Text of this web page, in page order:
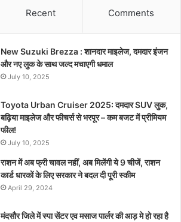
Recent Comments
New Suzuki Brezza : शानदार माइलेज, दमदार इंजन
और नए लुक के साथ जल्द मचाएगी धमाल
July 10, 2025
Toyota Urban Cruiser 2025: दमदार SUV लुक,
बढ़िया माइलेज और फीचर्स से भरपूर – कम बजट में प्रीमियम
फील!
July 10, 2025
राशन में अब फ्री चावल नहीं, अब मिलेंगी ये 9 चीजें, राशन
कार्ड धारकों के लिए सरकार ने बदल दी पूरी स्कीम
April 29, 2024
मंदसौर जिले में स्पा सेंटर एव मसाज पार्लर की आड़ मे हो रहा है